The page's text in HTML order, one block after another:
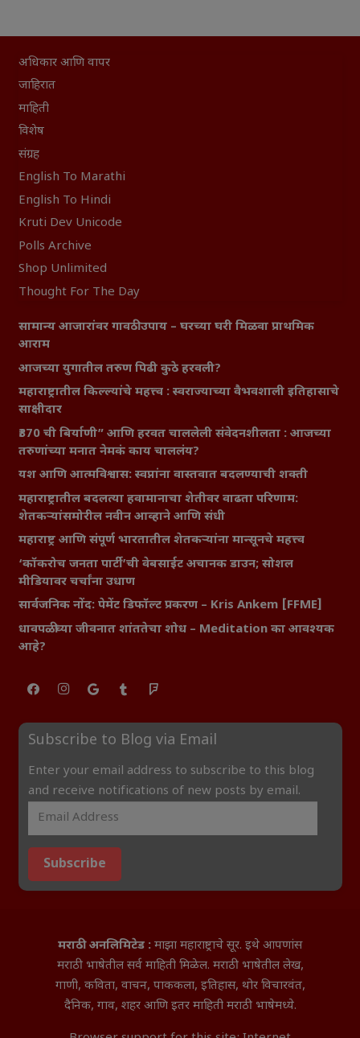
अधिकार आणि वापर
जाहिरात
माहिती
विशेष
संग्रह
English To Marathi
English To Hindi
Kruti Dev Unicode
Polls Archive
Shop Unlimited
Thought For The Day
सामान्य आजारांवर गावठी उपाय – घरच्या घरी मिळवा प्राथमिक
आराम
आजच्या युगातील तरुण पिढी कुठे हरवली?
महाराष्ट्रातील किल्ल्यांचे महत्त्व : स्वराज्याच्या वैभवशाली इतिहासाचे
साक्षीदार
₹370 ची बिर्याणी” आणि हरवत चाललेली संवेदनशीलता : आजच्या
तरुणांच्या मनात नेमकं काय चाललंय?
यश आणि आत्मविश्वास: स्वप्नांना वास्तवात बदलण्याची शक्ती
महाराष्ट्रातील बदलत्या हवामानाचा शेतीवर वाढता परिणाम:
शेतकऱ्यांसमोरील नवीन आव्हाने आणि संधी
महाराष्ट्र आणि संपूर्ण भारतातील शेतकऱ्यांना मान्सूनचे महत्त्व
‘कॉकरोच जनता पार्टी’ची वेबसाईट अचानक डाउन; सोशल
मीडियावर चर्चांना उधाण
सार्वजनिक नोंद: पेमेंट डिफॉल्ट प्रकरण – Kris Ankem [FFME]
धावपळीच्या जीवनात शांततेचा शोध – Meditation का आवश्यक
आहे?
Subscribe to Blog via Email
Enter your email address to subscribe to this blog
and receive notifications of new posts by email.
Subscribe
मराठी अनलिमिटेड : माझा महाराष्ट्राचे सूर. इथे आपणांस
मराठी भाषेतील सर्व माहिती मिळेल. मराठी भाषेतील लेख,
गाणी, कविता, वाचन, पाककला, इतिहास, थोर विचारवंत,
दैनिक, गाव, शहर आणि इतर माहिती मराठी भाषेमध्ये.